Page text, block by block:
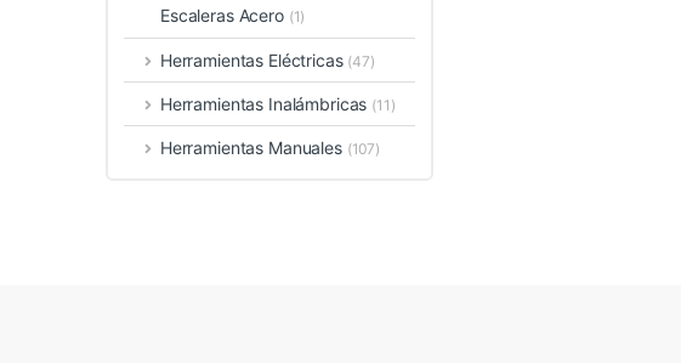
Escaleras Acero (1)
Herramientas Eléctricas (47)
Herramientas Inalámbricas (11)
Herramientas Manuales (107)